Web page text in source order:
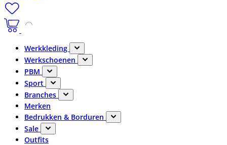
Werkkleding
Werkschoenen
PBM
Sport
Branches
Merken
Bedrukken & Borduren
Sale
Outfits